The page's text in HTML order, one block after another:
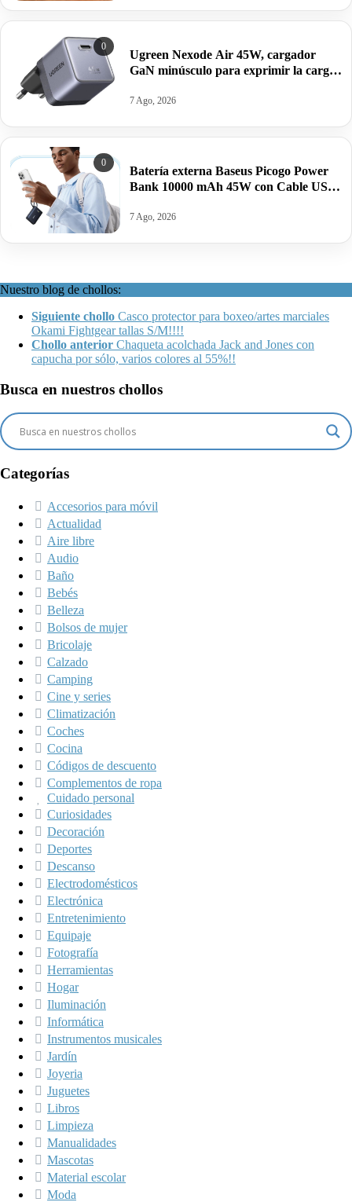
0
Ugreen Nexode Air 45W, cargador
GaN minúsculo para exprimir la carga
por 22,94€.
7 Ago, 2026
0
Batería externa Baseus Picogo Power
Bank 10000 mAh 45W con Cable USB-
7 Ago, 2026
Nuestro blog de chollos:
Siguiente chollo Casco protector para boxeo/artes marciales
Okami Fightgear tallas S/M!!!!
Chollo anterior Chaqueta acolchada Jack and Jones con
capucha por sólo, varios colores al 55%!!
Busca en nuestros chollos
Categorías
Accesorios para móvil
Actualidad
Aire libre
Audio
Baño
Bebés
Belleza
Bolsos de mujer
Bricolaje
Calzado
Camping
Cine y series
Climatización
Coches
Cocina
Códigos de descuento
Complementos de ropa
Cuidado personal
Curiosidades
Decoración
Deportes
Descanso
Electrodomésticos
Electrónica
Entretenimiento
Equipaje
Fotografía
Herramientas
Hogar
Iluminación
Informática
Instrumentos musicales
Jardín
Joyeria
Juguetes
Libros
Limpieza
Manualidades
Mascotas
Material escolar
Moda